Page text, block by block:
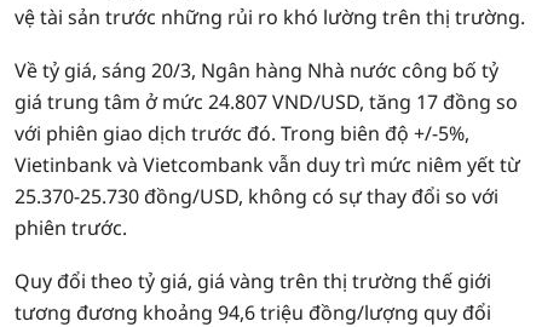
vệ tài sản trước những rủi ro khó lường trên thị trường.
Về tỷ giá, sáng 20/3, Ngân hàng Nhà nước công bố tỷ
giá trung tâm ở mức 24.807 VND/USD, tăng 17 đồng so
với phiên giao dịch trước đó. Trong biên độ +/-5%,
Vietinbank và Vietcombank vẫn duy trì mức niêm yết từ
25.370-25.730 đồng/USD, không có sự thay đổi so với
phiên trước.
Quy đổi theo tỷ giá, giá vàng trên thị trường thế giới
tương đương khoảng 94,6 triệu đồng/lượng quy đổi